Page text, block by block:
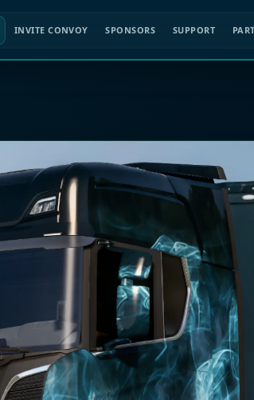
INVITE CONVOY SPONSORS SUPPORT